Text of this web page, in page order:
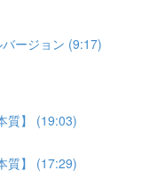
ージョン (9:17)
質】 (19:03)
質】 (17:29)